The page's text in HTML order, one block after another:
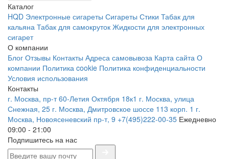
Каталог
HQD Электронные сигареты Сигареты Стики Табак для
кальяна Табак для самокруток Жидкости для электронных
сигарет
О компании
Блог Отзывы Контакты Адреса самовывоза Карта сайта О
компании Политика cookie Политика конфиденциальности
Условия использования
Контакты
г. Москва, пр-т 60-Летия Октября 18к1 г. Москва, улица
Снежная, 25 г. Москва, Дмитровское шоссе 113 корп. 1 г.
Москва, Новоясеневский пр-т, 9 +7(495)222-00-35 Ежедневно
09:00 - 21:00
Подпишитесь на нас